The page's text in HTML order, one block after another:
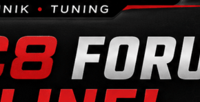
Camaro V8 hinten
V8 hinten Gen.6 entsprechen der
sich ein Austausch gegen GM
einen 1zu1 Austausch gegen die Originalen